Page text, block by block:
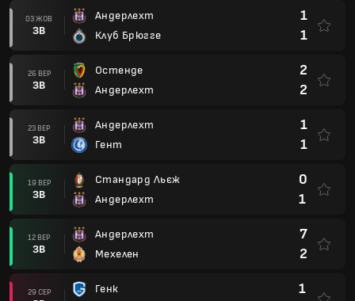
03 ЖОВ
ЗВ
Андерлехт
Клуб Брюгге
1
1
26 ВЕР
ЗВ
Остенде
Андерлехт
2
2
23 ВЕР
ЗВ
Андерлехт
Гент
1
1
19 ВЕР
ЗВ
Стандард Льєж
Андерлехт
0
1
12 ВЕР
ЗВ
Андерлехт
Мехелен
7
2
29 СЕР
Генк
1